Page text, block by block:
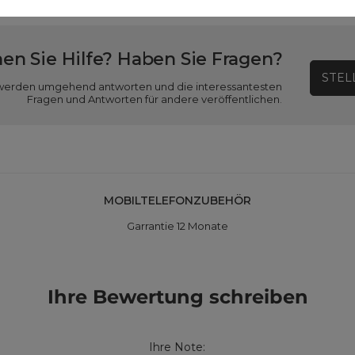
Sie Hilfe? Haben Sie Fragen?
umgehend antworten und die interessantesten
Fragen und Antworten für andere veröffentlichen.
MOBILTELEFONZUBEHÖR
Garrantie 12 Monate
Ihre Bewertung schreiben
Ihre Note: